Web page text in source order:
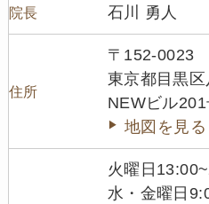
院長 石川 勇人
住所
〒152-0023
東京都目黒
NEWビル
地図を見る
火曜日
水・金曜日